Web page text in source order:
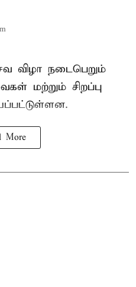
விழா நடைபெறும்
மற்றும் சிறப்பு
More